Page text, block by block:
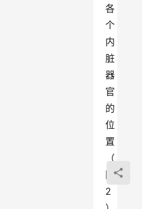
各
个
内
脏
器
官
的
位
置
（
图
2